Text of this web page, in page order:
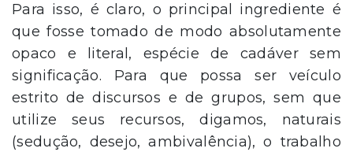
Para isso, é claro, o principal ingrediente é
que fosse tomado de modo absolutamente
opaco e literal, espécie de cadáver sem
significação. Para que possa ser veículo
estrito de discursos e de grupos, sem que
utilize seus recursos, digamos, naturais
(sedução, desejo, ambivalência), o trabalho